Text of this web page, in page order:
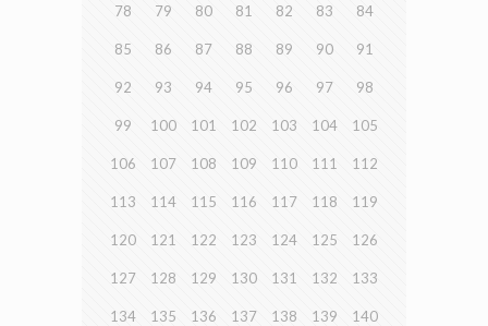
78 79 80 81 82 83 84
85 86 87 88 89 90 91
92 93 94 95 96 97 98
99 100 101 102 103 104 105
106 107 108 109 110 111 112
113 114 115 116 117 118 119
120 121 122 123 124 125 126
127 128 129 130 131 132 133
134 135 136 137 138 139 140